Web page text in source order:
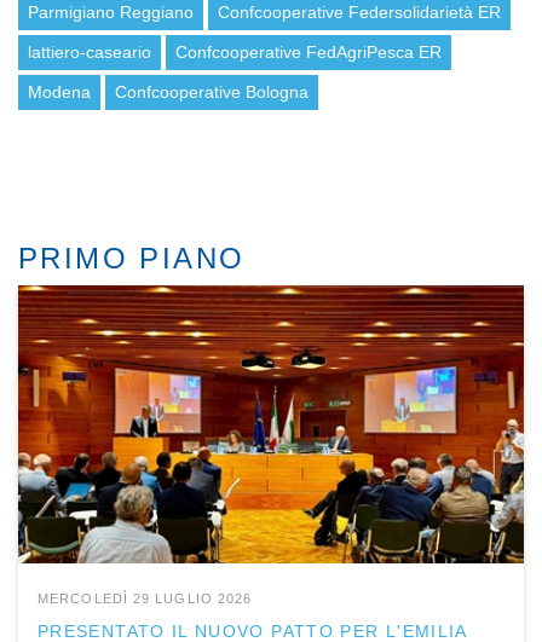
Parmigiano Reggiano Confcooperative Federsolidarietà ER
lattiero-caseario Confcooperative FedAgriPesca ER
Modena Confcooperative Bologna
PRIMO PIANO
MERCOLEDÌ 29 LUGLIO 2026
PRESENTATO IL NUOVO PATTO PER L'EMILIA